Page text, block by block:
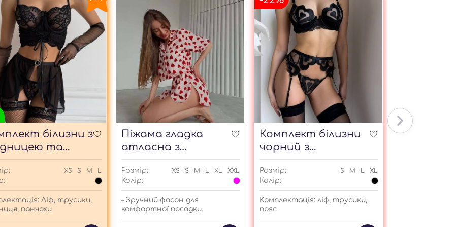
білизни з
та
XS S M L
Ліф, трусики,
панчохи
Піжама гладка
атласна з
сердечками
Розмір: XS S M L XL XXL
Колір:
– Зручний фасон для
комфортної посадки.
Комплект білизни
чорний з
сердечками
Розмір: S M L XL
Колір:
Комплектація: ліф, трусики,
пояс
Панчохи